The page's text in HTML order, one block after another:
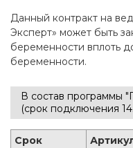
Данный контракт на
Эксперт» может быть
беременности вплоть
беременности.
В состав программы
(срок подключения
Срок